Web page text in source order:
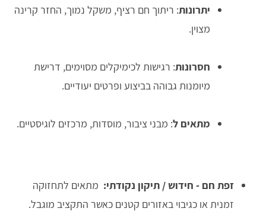
יתרונות: ריתוך חם רציף, משקל נמוך, החזר קרינה
מצוין.
חסרונות: רגישות לכימיקלים מסוימים, דרישת
מיומנות גבוהה בביצוע ופרטים יעודיים.
מתאים ל: מבני ציבור, מוסדות, מרכזים לוגיסטיים.
זפת חם - חידוש / תיקון נקודתי: מתאים לתחזוקה
זמנית או כגיבוי באזורים קטנים כאשר התקציב מוגבל.